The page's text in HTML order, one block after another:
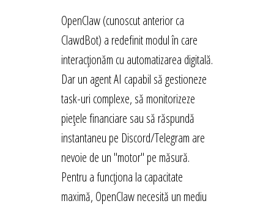
OpenClaw (cunoscut anterior ca
ClawdBot) a redefinit modul în care
interacționăm cu automatizarea digitală.
Dar un agent AI capabil să gestioneze
task-uri complexe, să monitorizeze
piețele financiare sau să răspundă
instantaneu pe Discord/Telegram are
nevoie de un "motor" pe măsură.
Pentru a funcționa la capacitate
maximă, OpenClaw necesită un mediu